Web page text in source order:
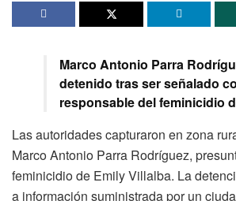
Marco Antonio Parra
detenido tras ser señalado
responsable del feminicidio
Las autoridades capturaron en zona
Marco Antonio Parra Rodríguez,
feminicidio de Emily Villalba. La
a información suministrada por un